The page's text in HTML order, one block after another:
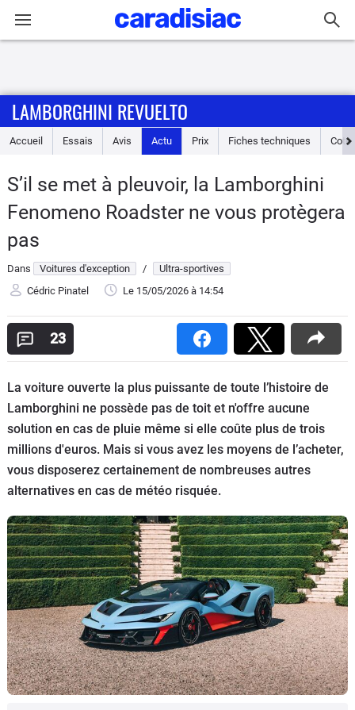
Accueil
Essais
Guide
d'achat
Electriques
Utilitaires
Auto
Services
Forum
Moto
Marques
LAMBORGHINI REVUELTO
Accueil Essais Avis Actu Prix Fiches techniques Cote
S’il se met à pleuvoir, la Lamborghini
Fenomeno Roadster ne vous protègera
pas
Dans Voitures d'exception /
Ultra-sportives
Cédric Pinatel
Le 15/05/2026 à 14:54
23
La voiture ouverte la plus puissante de toute l’histoire de
Lamborghini ne possède pas de toit et n'offre aucune
solution en cas de pluie même si elle coûte plus de trois
millions d'euros. Mais si vous avez les moyens de l’acheter,
vous disposerez certainement de nombreuses autres
alternatives en cas de météo risquée.